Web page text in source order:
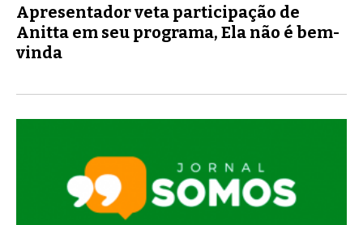
Apresentador veta participação de
Anitta em seu programa, Ela não é bem-
vinda